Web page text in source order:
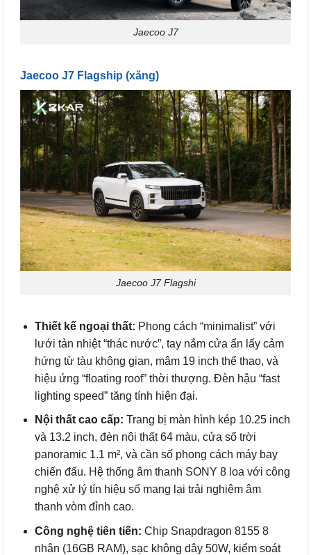
Jaecoo J7
Jaecoo J7 Flagship (xăng)
Jaecoo J7 Flagshi
Thiết kế ngoại thất: Phong cách “minimalist” với
lưới tản nhiệt “thác nước”, tay nắm cửa ẩn lấy cảm
hứng từ tàu không gian, mâm 19 inch thể thao, và
hiệu ứng “floating roof” thời thượng. Đèn hậu “fast
lighting speed” tăng tính hiện đại.
Nội thất cao cấp: Trang bị màn hình kép 10.25 inch
và 13.2 inch, đèn nội thất 64 màu, cửa sổ trời
panoramic 1.1 m², và cần số phong cách máy bay
chiến đấu. Hệ thống âm thanh SONY 8 loa với công
nghệ xử lý tín hiệu số mang lại trải nghiệm âm
thanh vòm đỉnh cao.
Công nghệ tiên tiến: Chip Snapdragon 8155 8
nhân (16GB RAM), sạc không dây 50W, kiểm soát